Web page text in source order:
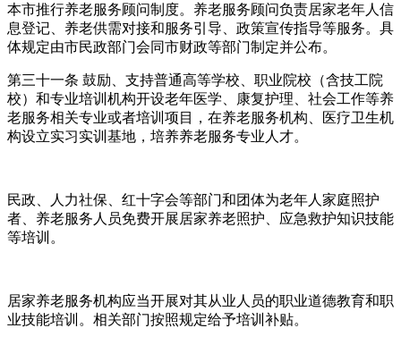
本市推行养老服务顾问制度。养老服务顾问负责居家老年人信
息登记、养老供需对接和服务引导、政策宣传指导等服务。具
体规定由市民政部门会同市财政等部门制定并公布。
第三十一条 鼓励、支持普通高等学校、职业院校（含技工院
校）和专业培训机构开设老年医学、康复护理、社会工作等养
老服务相关专业或者培训项目，在养老服务机构、医疗卫生机
构设立实习实训基地，培养养老服务专业人才。
民政、人力社保、红十字会等部门和团体为老年人家庭照护
者、养老服务人员免费开展居家养老照护、应急救护知识技能
等培训。
居家养老服务机构应当开展对其从业人员的职业道德教育和职
业技能培训。相关部门按照规定给予培训补贴。